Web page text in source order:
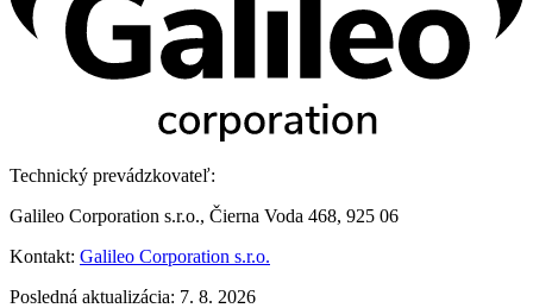
Technický prevádzkovateľ:
Galileo Corporation s.r.o., Čierna Voda 468, 925 06
Kontakt: Galileo Corporation s.r.o.
Posledná aktualizácia: 7. 8. 2026